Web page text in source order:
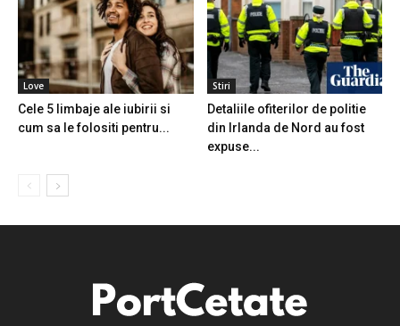
Love
Cele 5 limbaje ale iubirii si
cum sa le folositi pentru...
Stiri
Detaliile ofiterilor de politie
din Irlanda de Nord au fost
expuse...